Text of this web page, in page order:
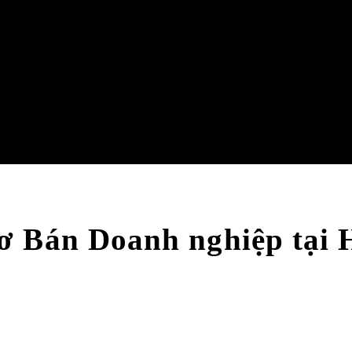
Bán Doanh nghiệp tại